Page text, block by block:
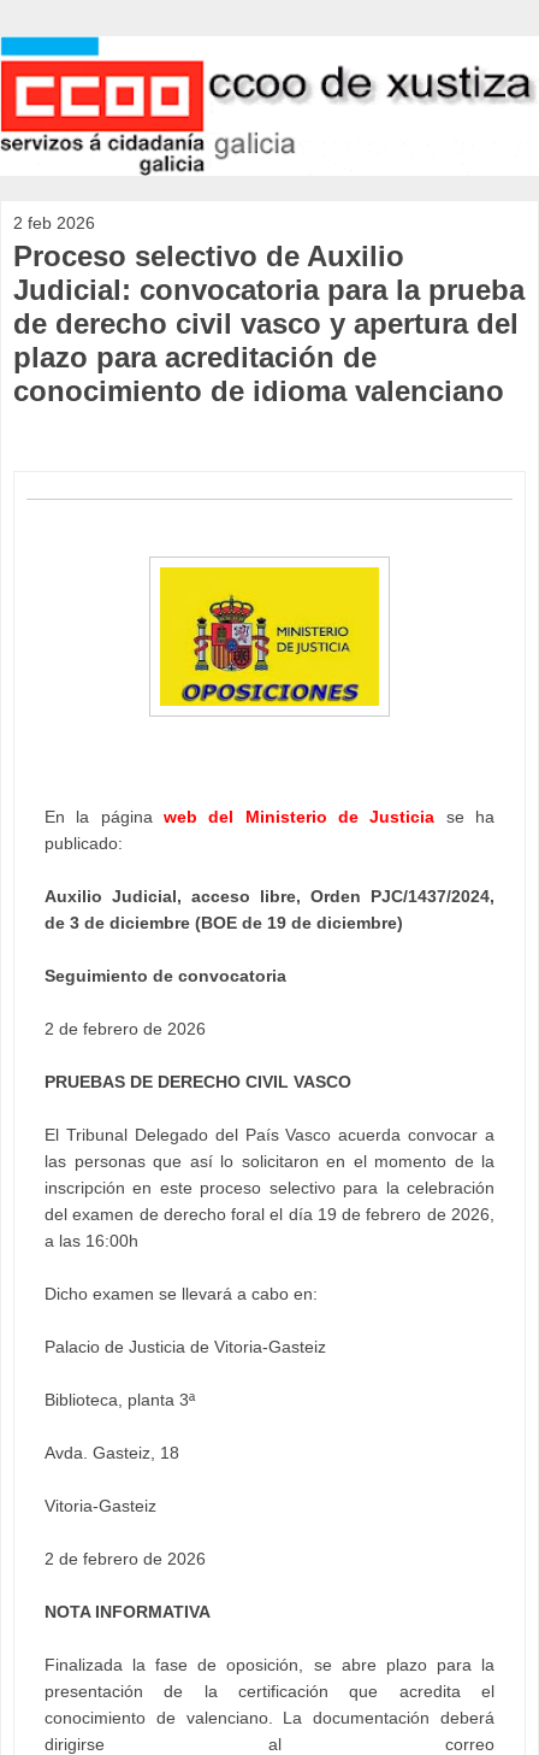
2 feb 2026
Proceso selectivo de Auxilio
Judicial: convocatoria para la prueba
de derecho civil vasco y apertura del
plazo para acreditación de
conocimiento de idioma valenciano
En la página web del Ministerio de Justicia se ha
publicado:
Auxilio Judicial, acceso libre, Orden PJC/1437/2024,
de 3 de diciembre (BOE de 19 de diciembre)
Seguimiento de convocatoria
2 de febrero de 2026
PRUEBAS DE DERECHO CIVIL VASCO
El Tribunal Delegado del País Vasco acuerda convocar a
las personas que así lo solicitaron en el momento de la
inscripción en este proceso selectivo para la celebración
del examen de derecho foral el día 19 de febrero de 2026,
a las 16:00h
Dicho examen se llevará a cabo en:
Palacio de Justicia de Vitoria-Gasteiz
Biblioteca, planta 3ª
Avda. Gasteiz, 18
Vitoria-Gasteiz
2 de febrero de 2026
NOTA INFORMATIVA
Finalizada la fase de oposición, se abre plazo para la
presentación de la certificación que acredita el
conocimiento de valenciano. La documentación deberá
dirigirse al correo